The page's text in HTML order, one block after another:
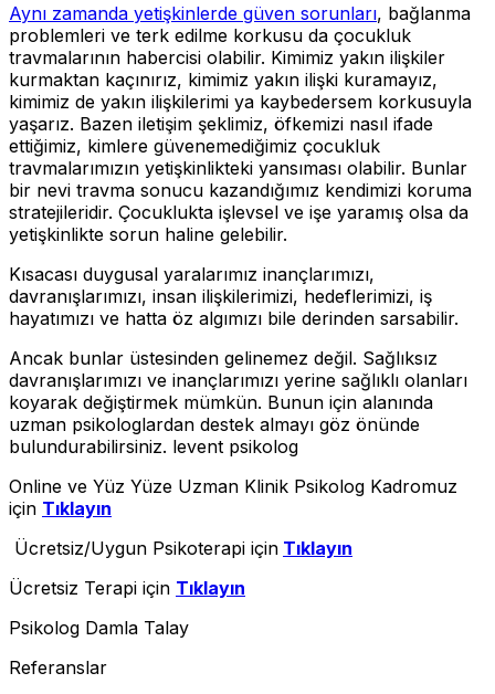
Aynı zamanda yetişkinlerde güven sorunları, bağlanma
problemleri ve terk edilme korkusu da çocukluk
travmalarının habercisi olabilir. Kimimiz yakın ilişkiler
kurmaktan kaçınırız, kimimiz yakın ilişki kuramayız,
kimimiz de yakın ilişkilerimi ya kaybedersem korkusuyla
yaşarız. Bazen iletişim şeklimiz, öfkemizi nasıl ifade
ettiğimiz, kimlere güvenemediğimiz çocukluk
travmalarımızın yetişkinlikteki yansıması olabilir. Bunlar
bir nevi travma sonucu kazandığımız kendimizi koruma
stratejileridir. Çocuklukta işlevsel ve işe yaramış olsa da
yetişkinlikte sorun haline gelebilir.
Kısacası duygusal yaralarımız inançlarımızı,
davranışlarımızı, insan ilişkilerimizi, hedeflerimizi, iş
hayatımızı ve hatta öz algımızı bile derinden sarsabilir.
Ancak bunlar üstesinden gelinemez değil. Sağlıksız
davranışlarımızı ve inançlarımızı yerine sağlıklı olanları
koyarak değiştirmek mümkün. Bunun için alanında
uzman psikologlardan destek almayı göz önünde
bulundurabilirsiniz. levent psikolog
Online ve Yüz Yüze Uzman Klinik Psikolog Kadromuz
için Tıklayın
Ücretsiz/Uygun Psikoterapi için Tıklayın
Ücretsiz Terapi için Tıklayın
Psikolog Damla Talay
Referanslar